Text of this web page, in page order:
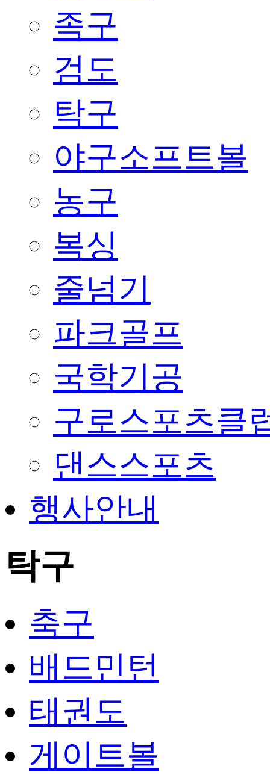
족구
검도
탁구
야구소프트볼
농구
복싱
줄넘기
파크골프
국학기공
구로스포츠클
댄스스포츠
행사안내
탁구
축구
배드민턴
태권도
게이트볼